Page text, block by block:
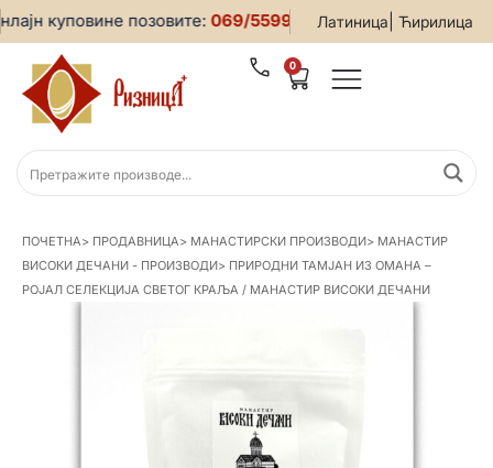
Латиница Ћирилица
куповине позовите:069/5599-019 • За све
0
ПОЧЕТНА> ПРОДАВНИЦА> МАНАСТИРСКИ ПРОИЗВОДИ> МАНАСТИР
ВИСОКИ ДЕЧАНИ - ПРОИЗВОДИ> ПРИРОДНИ ТАМЈАН ИЗ ОМАНА –
РОЈАЛ СЕЛЕКЦИЈА СВЕТОГ КРАЉА / МАНАСТИР ВИСОКИ ДЕЧАНИ